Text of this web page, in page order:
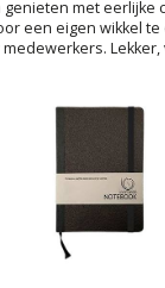
met eerlijke
een eigen wikkel